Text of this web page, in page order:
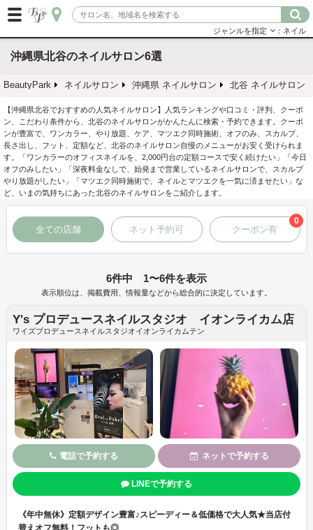
ジャンルを指定 ：ネイル
沖縄県北谷のネイルサロン6選
BeautyPark ネイルサロン 沖縄県 ネイルサロン 北谷 ネイルサロン
【沖縄県北谷でおすすめの人気ネイルサロン】人気ランキングや口コミ・評判、クーポ
ン、こだわり条件から、北谷のネイルサロンがかんたんに検索・予約できます。クーポ
ンが豊富で、ワンカラー、やり放題、ケア、マツエク同時施術、オフのみ、スカルプ、
長さ出し、フット、定額など、北谷のネイルサロン自慢のメニューがお安く受けられま
す。「ワンカラーのオフィスネイルを、2,000円台の定額コースで安く続けたい」「今日
オフのみしたい」「深夜料金なしで、始発まで営業しているネイルサロンで、スカルプ
やり放題がしたい」「マツエク同時施術で、ネイルとマツエクを一気に済ませたい」な
ど、いまの気持ちにあった北谷のネイルサロンをご紹介します。
全ての店舗 ネット予約可 クーポン有
0
6件中 1〜6件を表示
表示順位は、掲載費用、情報量などから総合的に決定しています。
Y's プロデュースネイルスタジオ イオンライカム店
ワイズプロデュースネイルスタジオイオンライカムテン
電話で予約する ネットで予約する
LINEで予約する
《年中無休》定額デザイン豊富♪スピーディー＆低価格で大人気★当店付
替えオフ無料！フットも◎